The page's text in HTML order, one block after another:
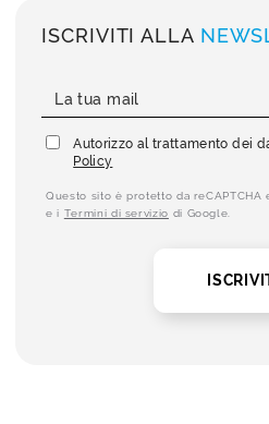
ISCRIVITI ALLA
Autorizzo al trattamento dei
Policy
Questo sito è protetto da reCAPTCHA
e i Termini di servizio di Google.